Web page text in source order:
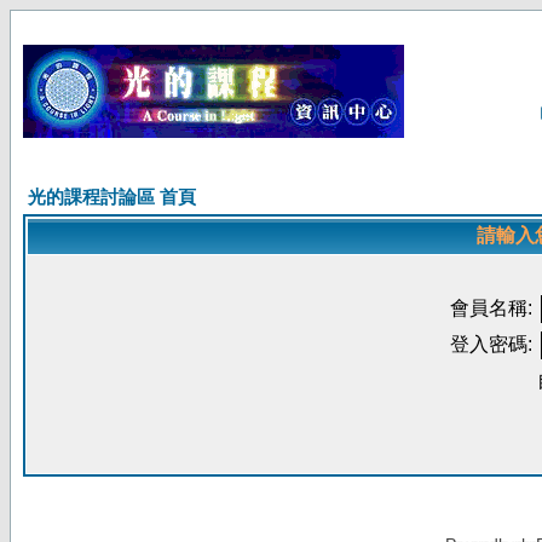
光的課程討論區 首頁
請輸入
會員名稱:
登入密碼: